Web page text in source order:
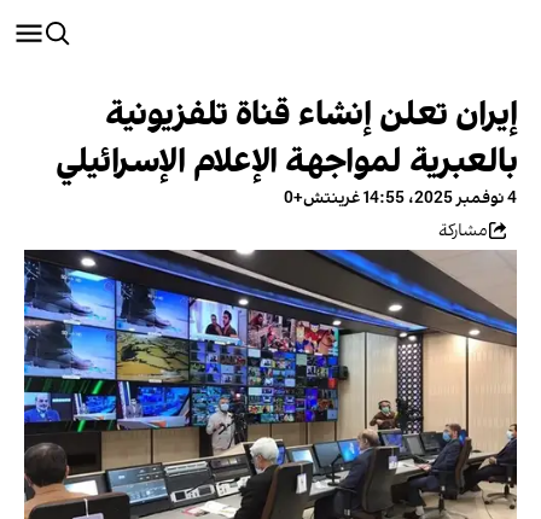
إيران تعلن إنشاء قناة تلفزيونية
بالعبرية لمواجهة الإعلام الإسرائيلي
4 نوفمبر 2025، 14:55 غرينتش+0
مشاركة